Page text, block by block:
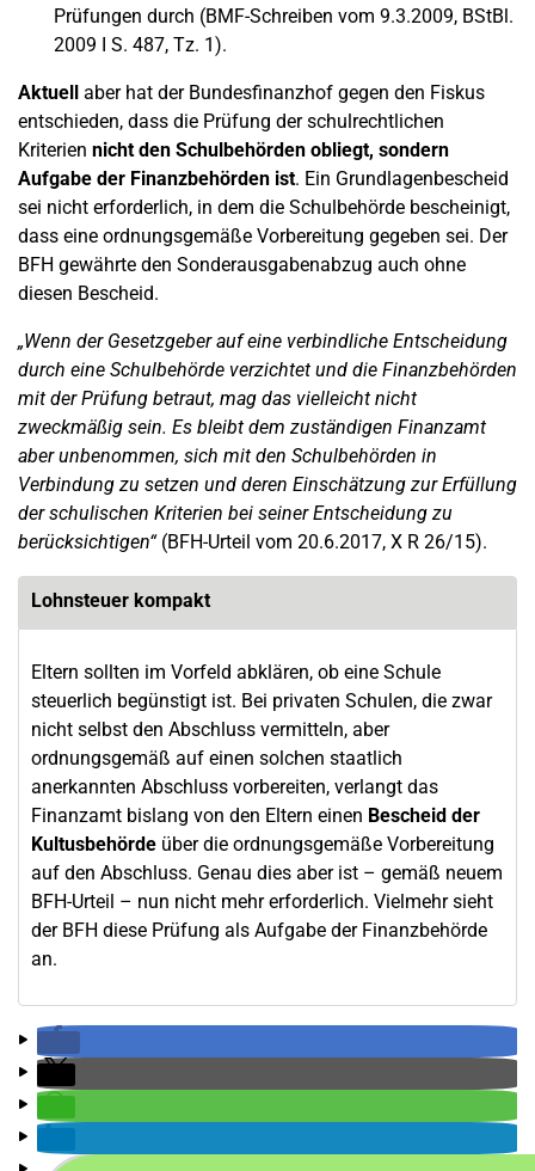
Prüfungen durch (BMF-Schreiben vom 9.3.2009, BStBl.
2009 I S. 487, Tz. 1).
Aktuell aber hat der Bundesfinanzhof gegen den Fiskus
entschieden, dass die Prüfung der schulrechtlichen
Kriterien nicht den Schulbehörden obliegt, sondern
Aufgabe der Finanzbehörden ist. Ein Grundlagenbescheid
sei nicht erforderlich, in dem die Schulbehörde bescheinigt,
dass eine ordnungsgemäße Vorbereitung gegeben sei. Der
BFH gewährte den Sonderausgabenabzug auch ohne
diesen Bescheid.
„Wenn der Gesetzgeber auf eine verbindliche Entscheidung
durch eine Schulbehörde verzichtet und die Finanzbehörden
mit der Prüfung betraut, mag das vielleicht nicht
zweckmäßig sein. Es bleibt dem zuständigen Finanzamt
aber unbenommen, sich mit den Schulbehörden in
Verbindung zu setzen und deren Einschätzung zur Erfüllung
der schulischen Kriterien bei seiner Entscheidung zu
berücksichtigen“(BFH-Urteil vom 20.6.2017, X R 26/15).
Lohnsteuer kompakt
Eltern sollten im Vorfeld abklären, ob eine Schule
steuerlich begünstigt ist. Bei privaten Schulen, die zwar
nicht selbst den Abschluss vermitteln, aber
ordnungsgemäß auf einen solchen staatlich
anerkannten Abschluss vorbereiten, verlangt das
Finanzamt bislang von den Eltern einen Bescheid der
Kultusbehörde über die ordnungsgemäße Vorbereitung
auf den Abschluss. Genau dies aber ist – gemäß neuem
BFH-Urteil – nun nicht mehr erforderlich. Vielmehr sieht
der BFH diese Prüfung als Aufgabe der Finanzbehörde
an.